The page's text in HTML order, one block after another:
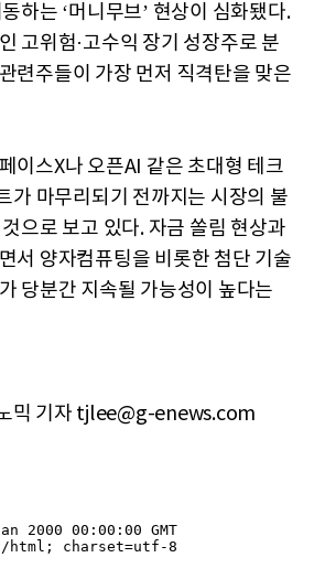
하는 ‘머니무브’ 현상이 심화됐다.
고위험·고수익 장기 성장주로 분
련주들이 가장 먼저 직격탄을 맞은
이스X나 오픈AI 같은 초대형 테크
가 마무리되기 전까지는 시장의 불
으로 보고 있다. 자금 쏠림 현상과
서 양자컴퓨팅을 비롯한 첨단 기술
당분간 지속될 가능성이 높다는
믹 기자 tjlee@g-enews.com